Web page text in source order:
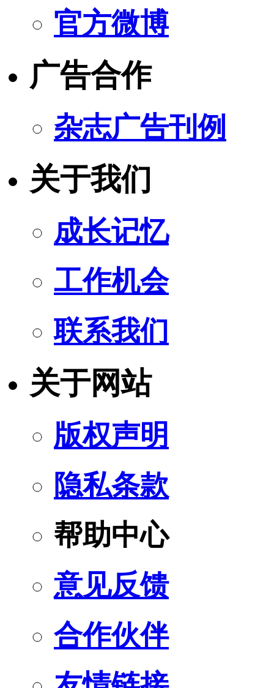
官方微博
广告合作
杂志广告刊例
关于我们
成长记忆
工作机会
联系我们
关于网站
版权声明
隐私条款
帮助中心
意见反馈
合作伙伴